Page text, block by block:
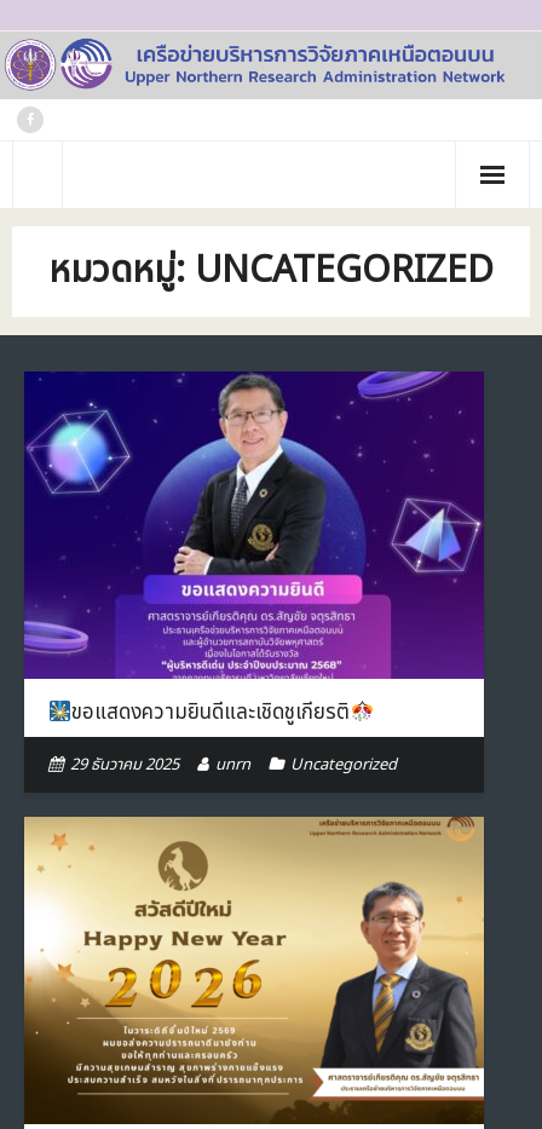
Skip
to
content
หน้าแรก
เกี่ยวกับเรา
- คณะทำงาน
- บุคลากร
- สถาบันสมาชิก
- ภารกิจเครือข่าย
- CE
- Privacy Policy
ภาพกิจกรรม
วารสาร
ข้อมูลโครงการวิจัย
ติดต่อเรา
หมวดหมู่: UNCATEGORIZED
ขอแสดงความยินดีและเชิดชูเกียรติ
29 ธันวาคม 2025 unrn Uncategorized